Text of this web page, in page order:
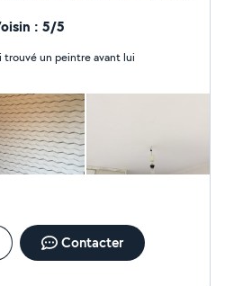
du carrelage Petit
reagrage...) Si je
que je sais que je suis
et heureux du résultat
: 5/5
un peintre avant lui
Contacter